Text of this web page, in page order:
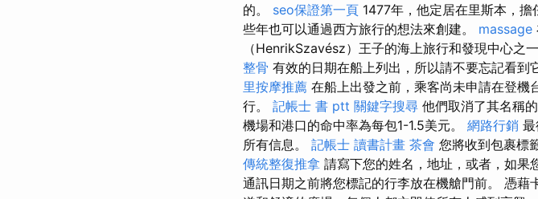
的。 seo保證第一頁 1477年，他定居在里斯本，擔
些年也可以通過西方旅行的想法來創建。 massage
（HenrikSzavész）王子的海上旅行和發現中心之
整骨 有效的日期在船上列出，所以請不要忘記看到
里按摩推薦 在船上出發之前，乘客尚未申請在登機
行。 記帳士 書 ptt 關鍵字搜尋 他們取消了其名稱
機場和港口的命中率為每包1-1.5美元。 網路行銷
所有信息。 記帳士 讀書計畫 茶會 您將收到包裹標
傳統整復推拿 請寫下您的姓名，地址，或者，如果
通訊日期之前將您標記的行李放在機艙門前。 憑